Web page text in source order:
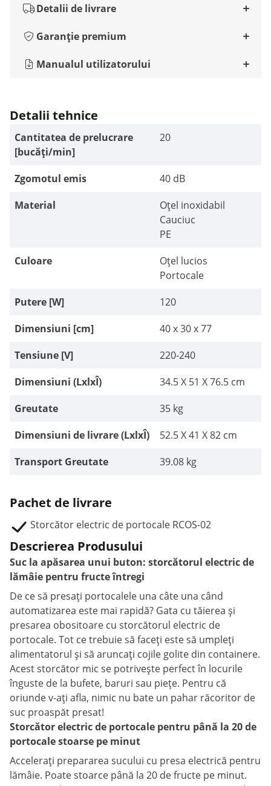
Detalii de livrare
Garanție premium
Manualul utilizatorului
Detalii tehnice
Cantitatea de prelucrare
[bucăți/min]
20
Zgomotul emis
40 dB
Material
Oțel inoxidabil
Cauciuc
PE
Culoare
Oțel lucios
Portocale
Putere [W]
120
Dimensiuni [cm]
40 x 30 x 77
Tensiune [V]
220-240
Dimensiuni (LxlxÎ)
34.5 X 51 X 76.5 cm
Greutate
35 kg
Dimensiuni de livrare (LxlxÎ)
52.5 X 41 X 82 cm
Transport Greutate
39.08 kg
Pachet de livrare
Storcător electric de portocale RCOS-02
Descrierea Produsului
Suc la apăsarea unui buton: storcătorul electric de
lămâie pentru fructe întregi
De ce să presați portocalele una câte una când
automatizarea este mai rapidă? Gata cu tăierea și
presarea obositoare cu storcătorul electric de
portocale. Tot ce trebuie să faceți este să umpleți
alimentatorul și să aruncați cojile golite din containere.
Acest storcător mic se potrivește perfect în locurile
înguste de la bufete, baruri sau piețe. Pentru că
oriunde v-ați afla, nimic nu bate un pahar răcoritor de
suc proaspăt presat!
Storcător electric de portocale pentru până la 20 de
portocale stoarse pe minut
Accelerați prepararea sucului cu presa electrică pentru
lămâie. Poate stoarce până la 20 de fructe pe minut.